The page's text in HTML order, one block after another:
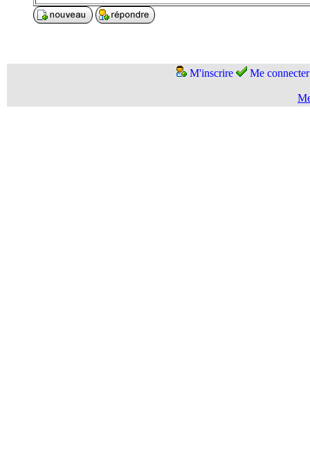
M'inscrire Me connecter